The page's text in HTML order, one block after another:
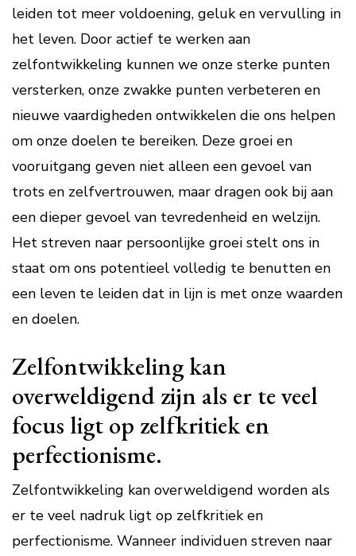
leiden tot meer voldoening, geluk en vervulling in
het leven. Door actief te werken aan
zelfontwikkeling kunnen we onze sterke punten
versterken, onze zwakke punten verbeteren en
nieuwe vaardigheden ontwikkelen die ons helpen
om onze doelen te bereiken. Deze groei en
vooruitgang geven niet alleen een gevoel van
trots en zelfvertrouwen, maar dragen ook bij aan
een dieper gevoel van tevredenheid en welzijn.
Het streven naar persoonlijke groei stelt ons in
staat om ons potentieel volledig te benutten en
een leven te leiden dat in lijn is met onze waarden
en doelen.
Zelfontwikkeling kan
overweldigend zijn als er te veel
focus ligt op zelfkritiek en
perfectionisme.
Zelfontwikkeling kan overweldigend worden als
er te veel nadruk ligt op zelfkritiek en
perfectionisme. Wanneer individuen streven naar